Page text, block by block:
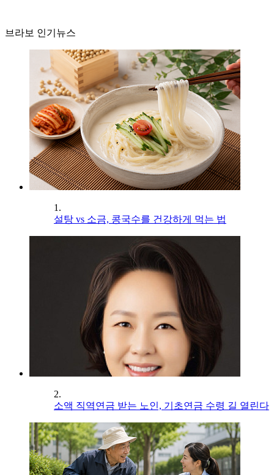
브라보 인기뉴스
1.
설탕 vs 소금, 콩국수를 건강하게 먹는 법
2.
소액 직역연금 받는 노인, 기초연금 수령 길 열린다